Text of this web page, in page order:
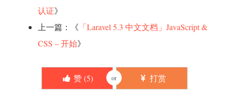
认证》
上一篇：《 「Laravel 5.3 中文文档」JavaScript &
CSS – 开始》
赞 (5) or 打赏